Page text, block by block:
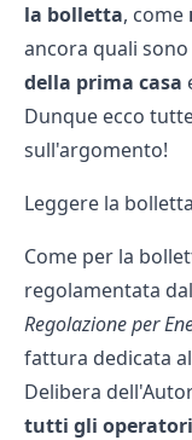
la bolletta, come
ancora quali sono
della prima casa
Dunque ecco
sull'argomento!
Leggere la
Come per la
regolamentata
Regolazione per
fattura dedicata
Delibera
tutti gli